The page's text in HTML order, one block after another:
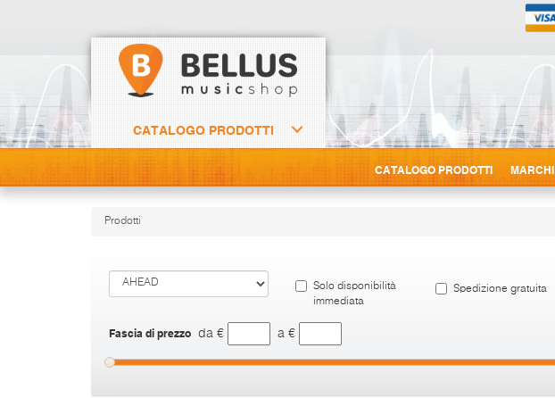
CATALOGO PRODOTTI
CATALOGO PRODOTTI MARCHI
Prodotti
Solo disponibilità
immediata
Spedizione gratuita
Fascia di prezzo da € a €